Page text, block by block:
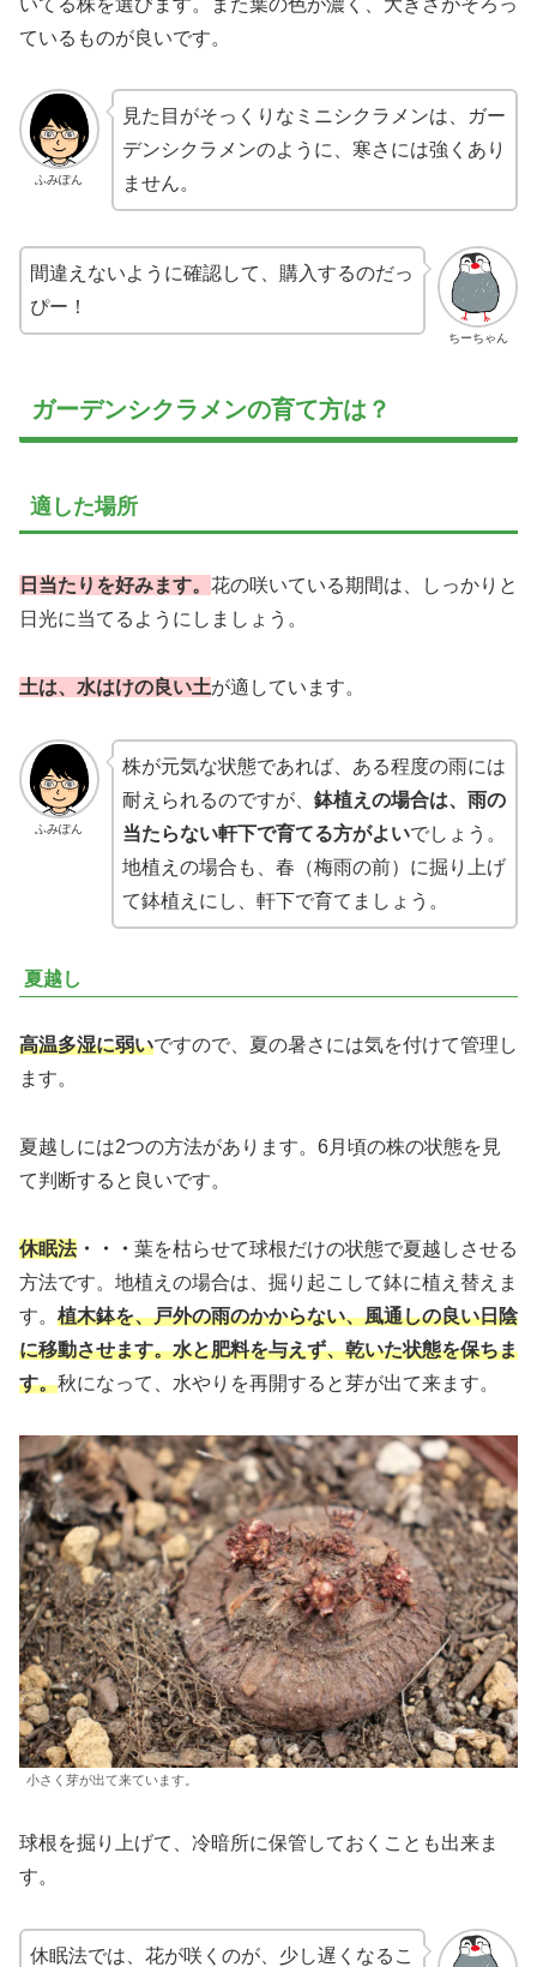
ているものが良いです。
ふみぽん
見た目がそっくりなミニシクラメンは、ガー
デンシクラメンのように、寒さには強くあり
ません。
ちーちゃん
間違えないように確認して、購入するのだっ
ぴー！
ガーデンシクラメンの育て方は？
適した場所
日当たりを好みます。 花の咲いている期間は、しっかりと
日光に当てるようにしましょう。
土は、水はけの良い土が適しています。
ふみぽん
株が元気な状態であれば、ある程度の雨には
耐えられるのですが、 鉢植えの場合は、雨の
当たらない軒下で育てる方がよいでしょう。
地植えの場合も、春（梅雨の前）に掘り上げ
て鉢植えにし、軒下で育てましょう。
夏越し
高温多湿に弱いですので、夏の暑さには気を付けて管理し
ます。
夏越しには2つの方法があります。6月頃の株の状態を見
て判断すると良いです。
休眠法・・・ 葉を枯らせて球根だけの状態で夏越しさせる
方法です。地植えの場合は、掘り起こして鉢に植え替えま
す。 植木鉢を、戸外の雨のかからない、風通しの良い日陰
に移動させます。水と肥料を与えず、乾いた状態を保ちま
す。秋になって、水やりを再開すると芽が出て来ます。
小さく芽が出て来ています。
球根を掘り上げて、冷暗所に保管しておくことも出来ま
す。
休眠法では、花が咲くのが、少し遅くなるこ